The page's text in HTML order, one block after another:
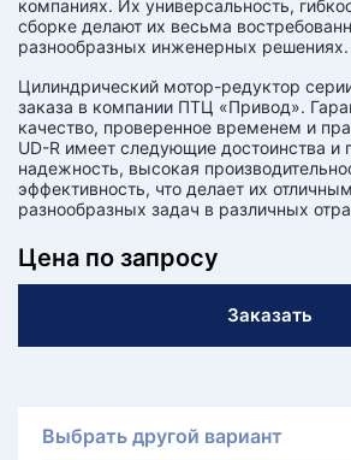
компаниях. Их универсальность,
сборке делают их весьма
разнообразных инженерных решениях.
Цилиндрический мотор-редуктор
заказа в компании ПТЦ «Привод».
качество, проверенное временем и
UD-R имеет следующие достоинства и
надежность, высокая
эффективность, что делает их
разнообразных задач в различных
Цена по запросу
Заказать
Выбрать другой вариант